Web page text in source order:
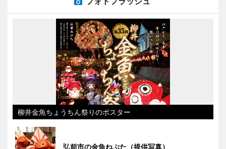
柳井金魚ちょうちん祭りのポスター
弘前市の金魚ねぷた（提供写真）